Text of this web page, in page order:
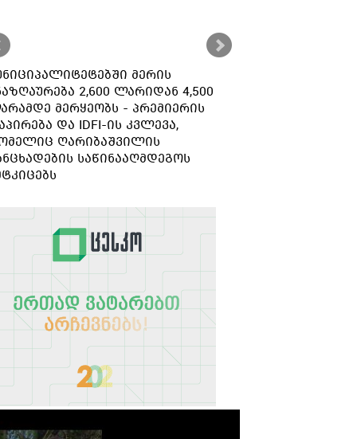
მერის
2,600 ლარიდან 4,500
მერყეობს - პრემიერის
და IDFI-ის კვლევა,
ღარიბაშვილის
საწინააღმდეგოს